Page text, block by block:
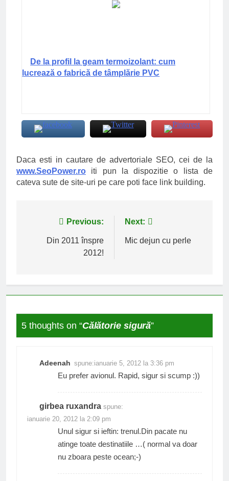
De la profil la geam termoizolant: cum
lucrează o fabrică de tâmplărie PVC
Daca esti in cautare de advertoriale SEO, cei de la
www.SeoPower.ro iti pun la dispozitie o lista de
cateva sute de site-uri pe care poti face link building.
NavigarePrevious:
Din 2011 înspre
2012!
Next:
Mic dejun cu perle
5 thoughts on “Călătorie sigură”
Adeenah spune:ianuarie 5, 2012 la 3:36 pm
Eu prefer avionul. Rapid, sigur si scump :))
girbea ruxandra spune:
ianuarie 20, 2012 la 2:09 pm
Unul sigur si ieftin: trenul.Din pacate nu
atinge toate destinatiile …( normal va doar
nu zboara peste ocean;-)